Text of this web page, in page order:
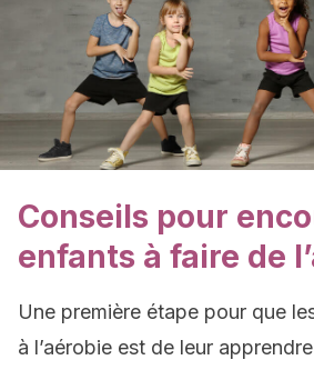
Conseils pour
enfants à faire de
Une première étape pour que
à l’aérobie est de leur